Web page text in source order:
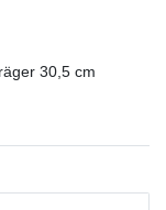
30,5 cm